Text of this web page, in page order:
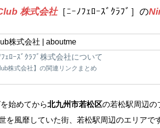
株式会社［ﾆｰﾉﾌｪﾛｰｽﾞｸﾗﾌﾞ］の
ｪﾛｰｽﾞｸﾗﾌﾞ株式会社について
株式会社】の関連リンクまとめ
始めてから北九州市若松区の若松駅周辺の
を風靡していた街、若松駅周辺のエリアで